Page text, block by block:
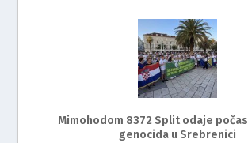
Mimohodom 8372 Split odaje
genocida u Srebrenici